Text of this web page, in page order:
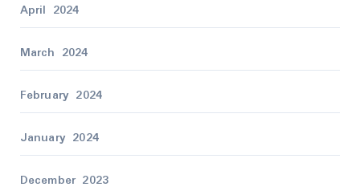
April 2024
March 2024
February 2024
January 2024
December 2023